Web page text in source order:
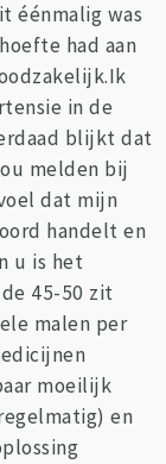
éénmalig was
had aan
in de
blijkt dat
melden bij
dat mijn
handelt en
u is het
45-50 zit
malen per
moeilijk
en